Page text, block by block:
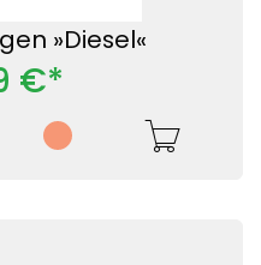
»Diesel«
€*